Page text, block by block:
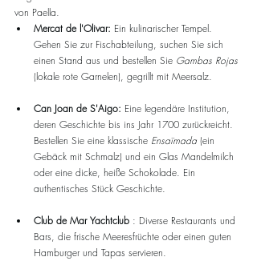
von Paella.
Mercat de l'Olivar: Ein kulinarischer Tempel.
Gehen Sie zur Fischabteilung, suchen Sie sich
einen Stand aus und bestellen Sie Gambas Rojas
(lokale rote Garnelen), gegrillt mit Meersalz.
Can Joan de S'Aigo: Eine legendäre Institution,
deren Geschichte bis ins Jahr 1700 zurückreicht.
Bestellen Sie eine klassische Ensaïmada (ein
Gebäck mit Schmalz) und ein Glas Mandelmilch
oder eine dicke, heiße Schokolade. Ein
authentisches Stück Geschichte.
Club de Mar Yachtclub : Diverse Restaurants und
Bars, die frische Meeresfrüchte oder einen guten
Hamburger und Tapas servieren.